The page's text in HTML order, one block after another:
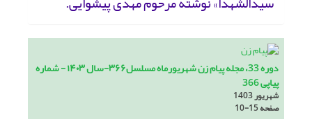
دوره 33، مجله پیام زن شهریورماه مسلسل۳۶۶-سال ۱۴۰۳ - شماره
پیاپی 366
شهریور 1403
صفحه10-15